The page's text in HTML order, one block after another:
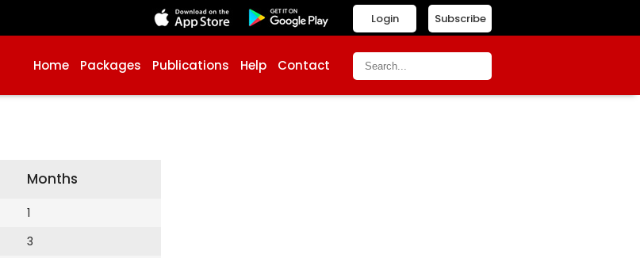
Subscribe
Login
Home Packages Publications Help Contact
Months
1
3